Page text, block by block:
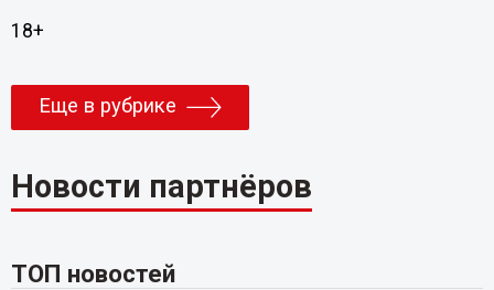
18+
Еще в рубрике
Новости партнёров
ТОП новостей